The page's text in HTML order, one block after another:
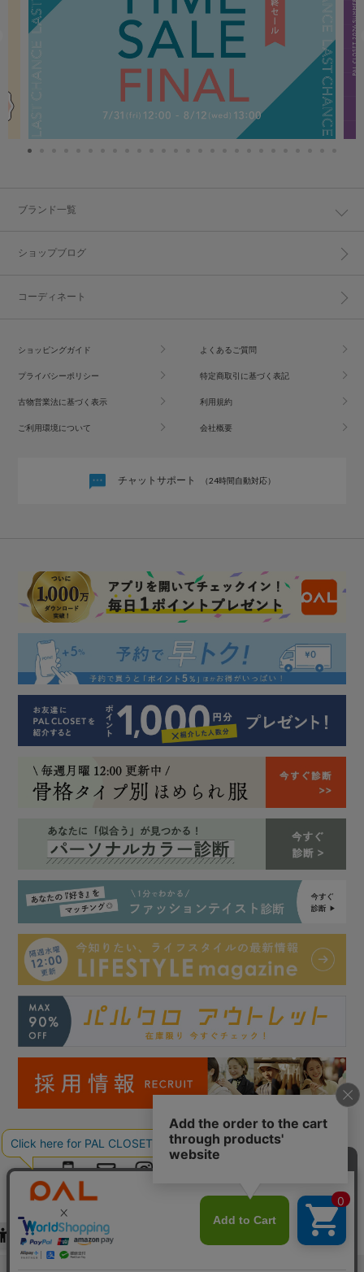
ブランド一覧
ショップブログ
コーディネート
ショッピングガイド よくあるご質問
プライバシーポリシー 特定商取引に基づく表記
古物営業法に基づく表示 利用規約
ご利用環境について 会社概要
チャットサポート （24時間自動対応）